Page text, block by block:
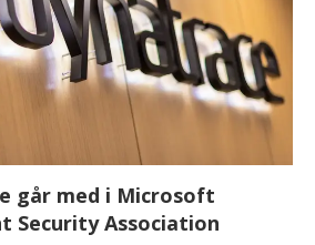
går med i Microsoft
Security Association